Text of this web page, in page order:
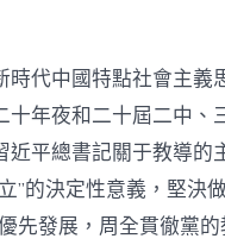
（2024
－
2035
年）》
_
中
查
時代中國特點社會主義
十年夜和二十屆二中、
近平總書記關于教導的
”的決定性意義，堅決
先發展，周全貫徹黨